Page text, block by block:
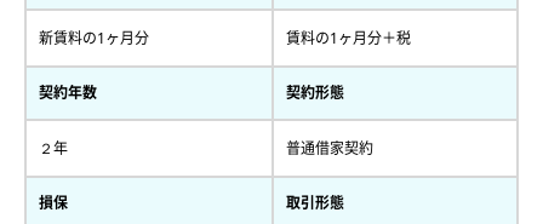
新賃料の1ヶ月分 賃料の1ヶ月分＋税
契約年数
２年
契約形態
普通借家契約
損保 取引形態